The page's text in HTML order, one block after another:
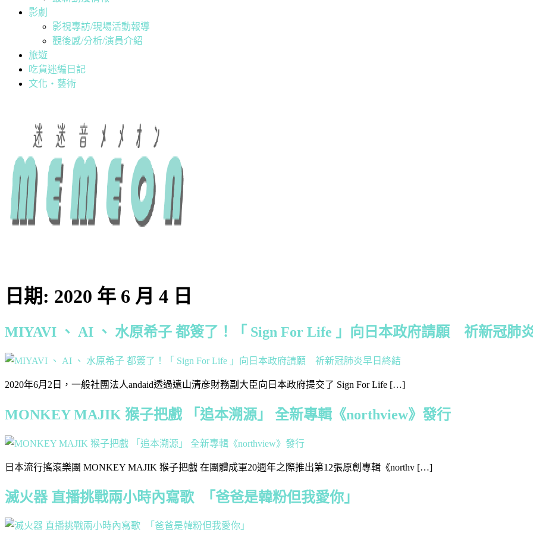
影劇
影視專訪/現場活動報導
觀後感/分析/演員介紹
旅遊
吃貨迷編日記
文化・藝術
日期: 2020 年 6 月 4 日
MIYAVI 、 AI 、 水原希子 都簽了！「 Sign For Life 」向日本政府請願 祈新冠肺
2020年6月2日，一般社團法人andaid透過遠山清彦財務副大臣向日本政府提交了 Sign For Life […]
MONKEY MAJIK 猴子把戲 「追本溯源」 全新專輯《northview》發行
日本流行搖滾樂團 MONKEY MAJIK 猴子把戲 在團體成軍20週年之際推出第12張原創專輯《northv […]
滅火器 直播挑戰兩小時內寫歌 「爸爸是韓粉但我愛你」